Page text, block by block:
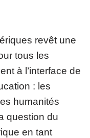
revêt une
tous les
à l’interface de
: les
humanités
question du
en tant